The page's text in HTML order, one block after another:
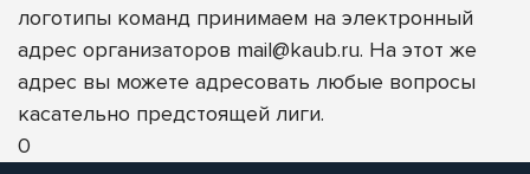
логотипы команд принимаем на электронный
адрес организаторов mail@kaub.ru. На этот же
адрес вы можете адресовать любые вопросы
касательно предстоящей лиги.
0